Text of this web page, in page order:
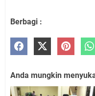
Berbagi :
Anda mungkin